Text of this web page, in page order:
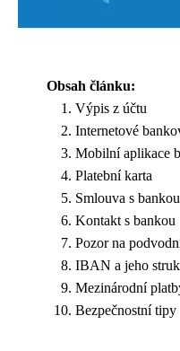
Obsah článku:
Výpis z účtu
Internetové
Mobilní aplikace
Platební karta
Smlouva s bankou
Kontakt s bankou
Pozor na
IBAN a jeho
Mezinárodní
Bezpečnostní tipy